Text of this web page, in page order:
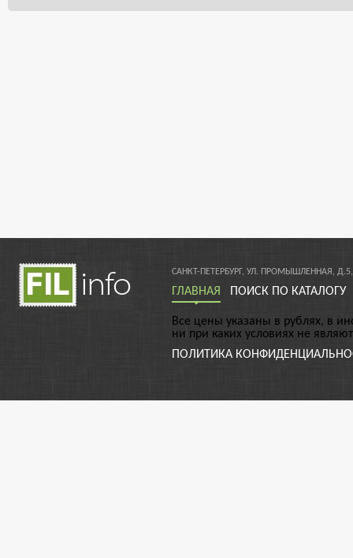
САНКТ-ПЕТЕРБУРГ, УЛ. ПРОМЫШЛЕННАЯ,
ГЛАВНАЯ ПОИСК ПО КАТАЛОГУ
Все цены указаны в рублях, в
ни при каких условиях не
ПОЛИТИКА